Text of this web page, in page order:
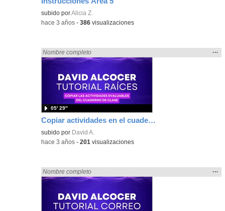
Contenido educativo.
subido porAlicia Z.
-hace 3 años -386 visualizaciones
Copiar actividades en el cuaderno de raíces
Encontrado «zaragoza» en:
Nombre completo
la
…
subido por David A.
05′ 29″
-hace 3 años -201 visualizaciones
Encontrado «zaragoza» en:
Nombre completo
la
…